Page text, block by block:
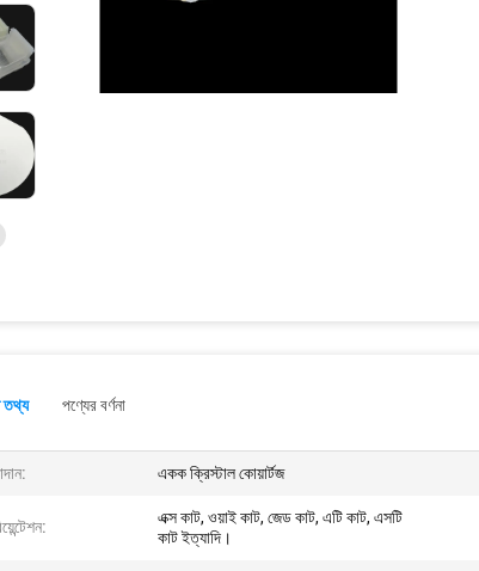
তথ্য পণ্যের বর্ণনা
একক ক্রিস্টাল কোয়ার্টজ
এক্স কাট, ওয়াই কাট, জেড কাট, এটি কাট, এসটি
কাট ইত্যাদি।